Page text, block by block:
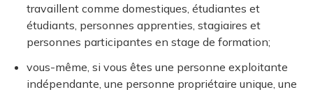
travaillent comme domestiques, étudiantes et
étudiants, personnes apprenties, stagiaires et
personnes participantes en stage de formation;
vous-même, si vous êtes une personne exploitante
indépendante, une personne propriétaire unique, une